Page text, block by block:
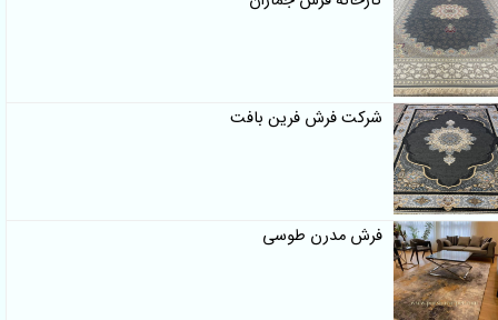
شرکت فرش فرین بافت
فرش مدرن طوسی